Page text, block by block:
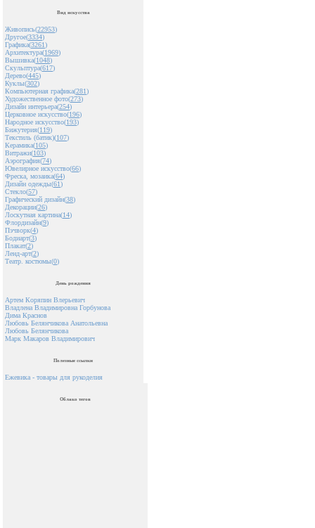
Вид искусства
Живопись(22953)
Другое(3334)
Графика(3261)
Архитектура(1969)
Вышивка(1048)
Скульптура(617)
Дерево(445)
Куклы(302)
Компьютерная графика(281)
Художественное фото(273)
Дизайн интерьера(254)
Церковное искусство(196)
Народное искусство(193)
Бижутерия(119)
Текстиль (батик)(107)
Керамика(105)
Витражи(103)
Аэрография(74)
Ювелирное искусство(66)
Фреска, мозаика(64)
Дизайн одежды(61)
Стекло(57)
Графический дизайн(38)
Декорации(26)
Лоскутная картина(14)
Флордизайн(9)
Пэчворк(4)
Бодиарт(3)
Плакат(2)
Ленд-арт(2)
Театр. костюмы(0)
День рождения
Артем Коряпин Влерьевич
Владлена Владимировна Горбунова
Дима Краснов
Любовь Белянчикова Анатольевна
Любовь Белянчикова
Марк Макаров Владимирович
Полезные ссылки
Ежевика - товары для рукоделия
Облако тегов